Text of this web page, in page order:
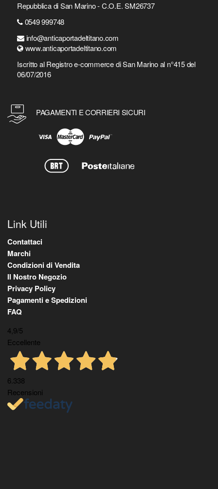
Repubblica di San Marino - C.O.E. SM26737
0549 999748
info@anticaportadeltitano.com
www.anticaportadeltitano.com
Iscritto al Registro e-commerce di San Marino al n°415 del
06/07/2016
PAGAMENTI E CORRIERI SICURI
Link Utili
Contattaci
Marchi
Condizioni di Vendita
Il Nostro Negozio
Privacy Policy
Pagamenti e Spedizioni
FAQ
4,9/5
Eccellente
6.338
Recensioni